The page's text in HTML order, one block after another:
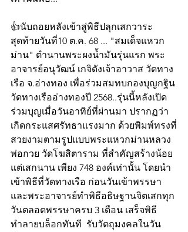
👍นับถอยหลังเข้าสู่พิธีปลุกเสกวาระ
สุดท้ายวันที่10 ต.ค. 68 ... "สมเด็จแหวก
ม่าน" ตำนานพระผงน้ำมันรุ่นแรก พระ
อาจารย์อนุวัฒน์ เกจิดังเจ้าอาวาส วัดทาง
เรือ จ.อ่างทอง เพื่อร่วมสมทบกองบุญกฐิน
วัดทางเรืออ่างทองปี 2568..รุ่นนี้หลังเปิด
ร่วมบุญเมื่อวันอาทิย์ที่ผ่านมา ปรากฏว่า
เกิดกระแสศรัทธาแรงมาก ด้วยพิมพ์ทรงที่
สวยงามตามรูปแบบพระแหวกม่านหลวง
พ่อกวย วัดโฆสิตาราม ที่สำคัญสร้างน้อย
แต่เสกนาน เพียง 748 องค์เท่านั้น โดยนำ
เข้าพิธีที่วัดทางเรือ ก่อนวันเข้าพรรษา
และพระอาจารย์ทำพิธีอธิษฐานจิตเสกทุก
วันตลอดพรรษาครบ 3 เดือน เสร็จพิธี
ทำลายบล็อกทันที  รับวัตถุมงคลในวัน